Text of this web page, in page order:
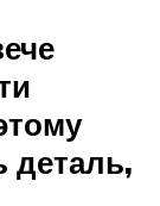
деталь,